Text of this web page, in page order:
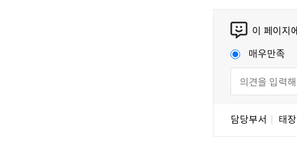
이 페이지
매우만족
담당부서 태